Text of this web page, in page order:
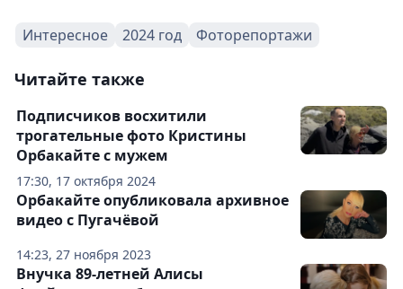
Интересное 2024 год Фоторепортажи
Читайте также
17:30, 17 октября 2024
Подписчиков восхитили
трогательные фото Кристины
Орбакайте с мужем
14:23, 27 ноября 2023
Орбакайте опубликовала архивное
видео с Пугачёвой
Внучка 89-летней Алисы